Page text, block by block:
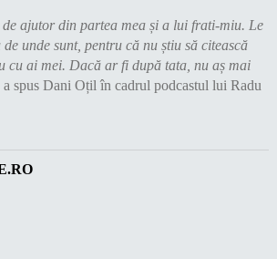
ajutor din partea mea și a lui frati-miu. Le
unde sunt, pentru că nu știu să citească
cu ai mei. Dacă ar fi după tata, nu aș mai
a spus Dani Oțil în cadrul podcastul lui Radu